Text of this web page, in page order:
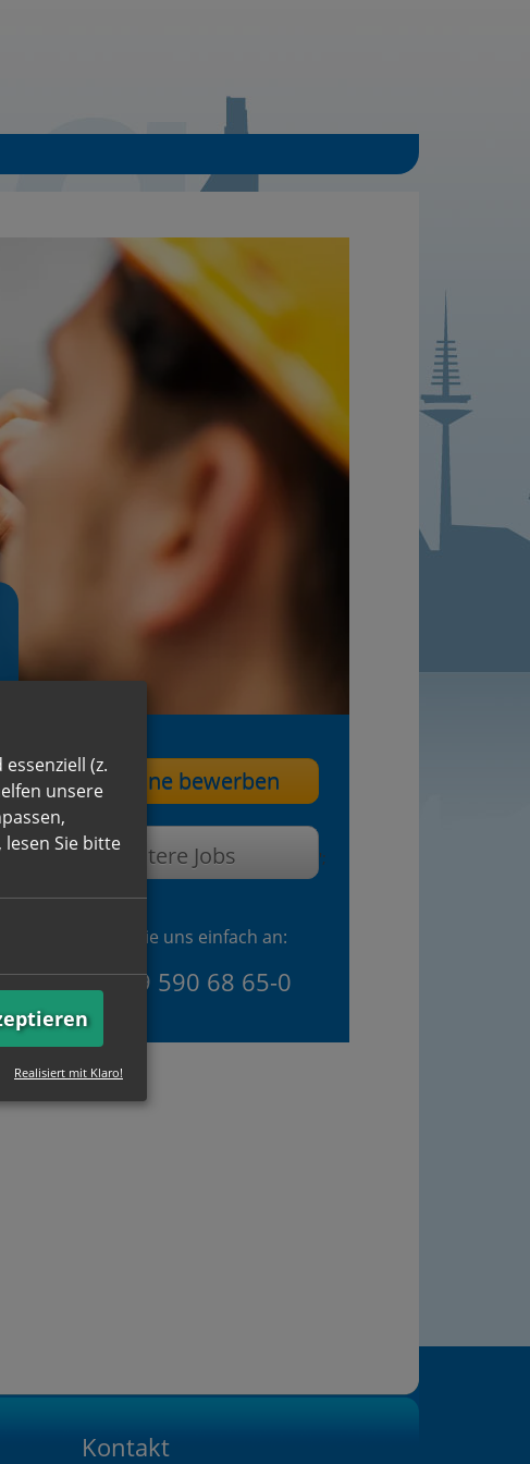
Jetzt online bewerben
Weitere Jobs ';
Oder rufen Sie uns einfach an:
+49 (0)89 590 68 65-0
Kontakt
(z.
unsere
Sie bitte
Realisiert mit Klaro!